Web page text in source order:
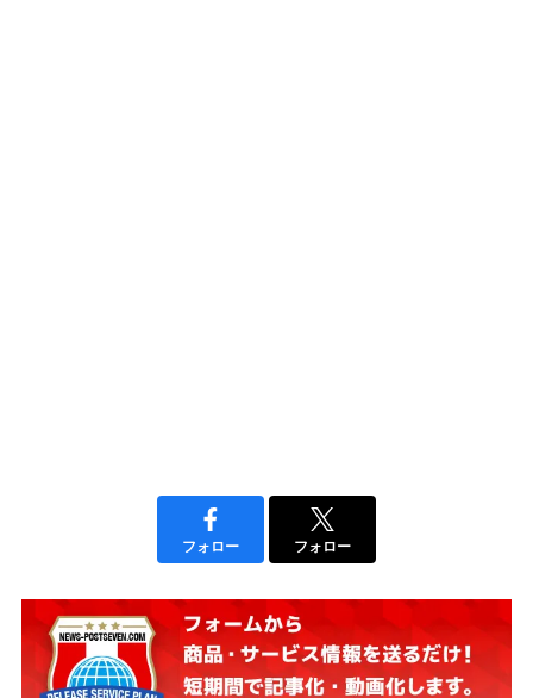
フォロー フォロー